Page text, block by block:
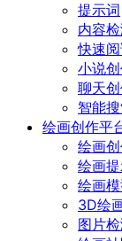
提示词
内容检
快速
小说
聊天
智能
绘画创作平
绘画
绘画
绘画
3D绘
图片